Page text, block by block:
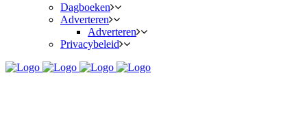
Dagboeken
Adverteren
Adverteren
Privacybeleid